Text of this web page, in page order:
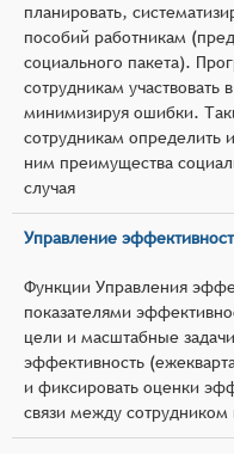
планировать,
пособий работникам
социального пакета).
сотрудникам участвовать
минимизируя ошибки.
сотрудникам определить
ним преимущества
случая
Управление
Функции Управления
показателями
цели и масштабные
эффективность
и фиксировать оценки
связи между сотрудником